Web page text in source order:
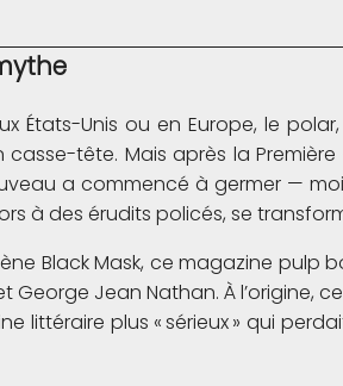
États-Unis ou en Europe, le
tête. Mais après la
a commencé à germer —
à des érudits policés, se
Black Mask, ce magazine
George Jean Nathan. À
littéraire plus « sérieux » qui